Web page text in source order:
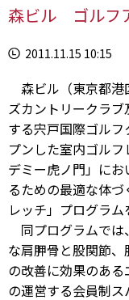
森ビル ゴルフ
2011.11.15 10:15
森ビル（東京都港
ズカントリークラ
する宍戸国際ゴル
プンした室内ゴル
デミー虎ノ門」に
るための最適な体
レッチ」プログラム
同プログラムでは
な肩胛骨と股関節
の改善に効果のあ
の運営する会員制